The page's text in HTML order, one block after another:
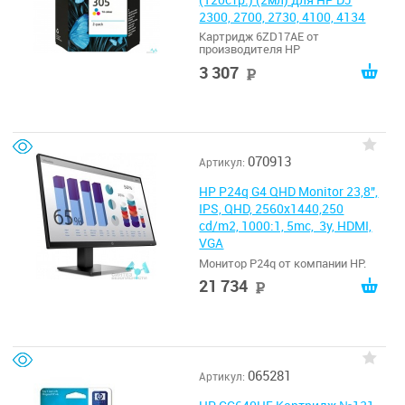
2300, 2700, 2730, 4100, 4134
Картридж 6ZD17AE от
производителя HP
3 307
Артикул: 070913
HP P24q G4 QHD Monitor 23,8",
IPS, QHD, 2560x1440,250
cd/m2, 1000:1, 5mc, 3y, HDMI,
VGA
Монитор P24q от компании HP.
21 734
Артикул: 065281